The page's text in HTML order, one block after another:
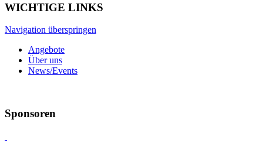
WICHTIGE LINKS
Navigation überspringen
Angebote
Über uns
News/Events
Sponsoren